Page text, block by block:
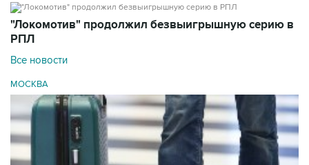
"Локомотив" продолжил безвыигрышную серию в
РПЛ
Все новости
МОСКВА